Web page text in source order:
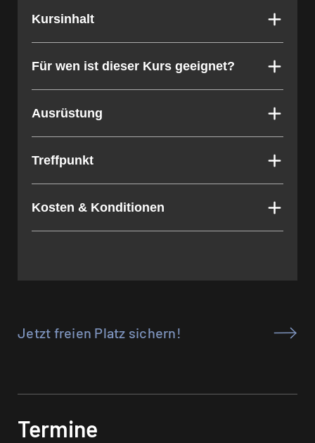
Kursinhalt
Für wen ist dieser Kurs geeignet?
Ausrüstung
Treffpunkt
Kosten & Konditionen
Jetzt freien Platz sichern!
Termine